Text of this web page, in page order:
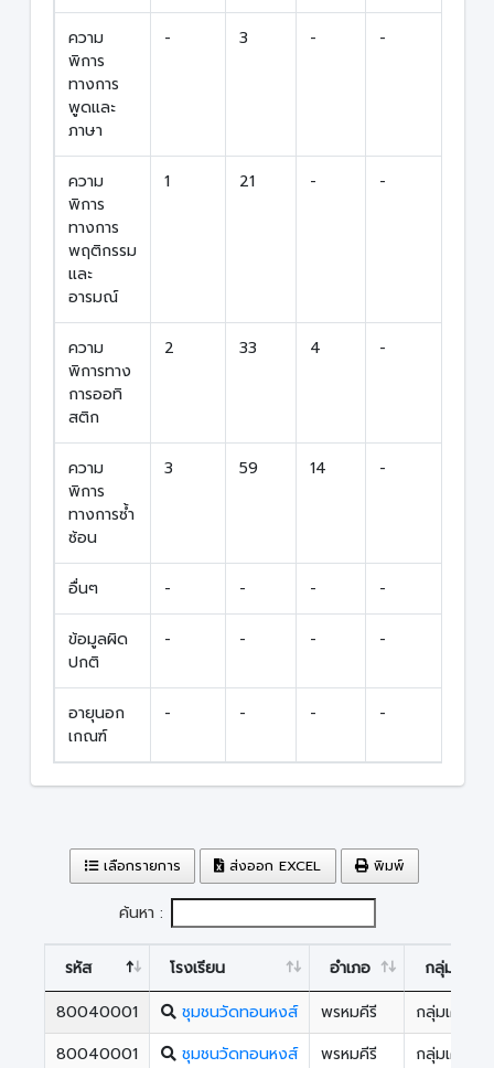
ความ
พิการ
ทางการ
พูดและ
ภาษา
- 3 - -
ความ
พิการ
ทางการ
พฤติกรรม
และ
อารมณ์
1 21 - -
ความ
พิการทาง
การออทิ
สติก
2 33 4 -
ความ
พิการ
ทางการซ้ำ
ซ้อน
3 59 14 -
อื่นๆ - - - -
ข้อมูลผิด
ปกติ
- - - -
อายุนอก
เกณฑ์
- - - -
เลือกรายการ ส่งออก EXCEL พิมพ์
ค้นหา :
รหัส โรงเรียน อำเภอ
กลุ่ม
80040001
ชุมชนวัดทอนหงส์ พรหมคีรี
กลุ่มเครือ
80040001
ชุมชนวัดทอนหงส์ พรหมคีรี
กลุ่มเครือ